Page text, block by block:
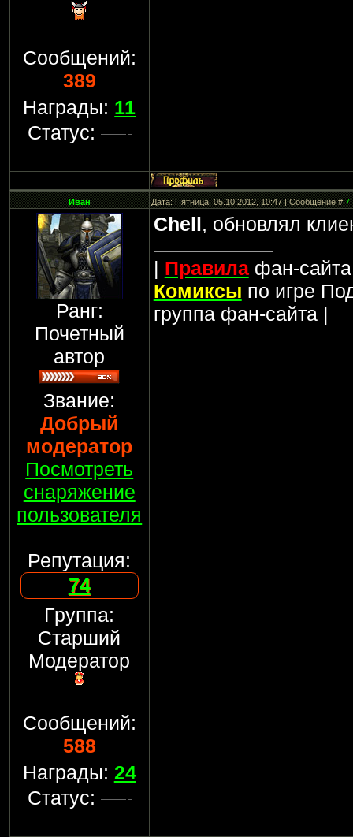
Сообщений:
389
Награды: 11
Статус:
Иван Дата: Пятница, 05.10.2012, 10:47 | Сообщение #7
Ранг:
Почетный
автор
Звание:
Добрый
модератор
Посмотреть
снаряжение
пользователя
Репутация:
74
Группа:
Старший
Модератор
Сообщений:
588
Награды: 24
Статус:
Chell, обновлял
| Правилафан-сайта
Комиксы по игре
группа фан-сайта |